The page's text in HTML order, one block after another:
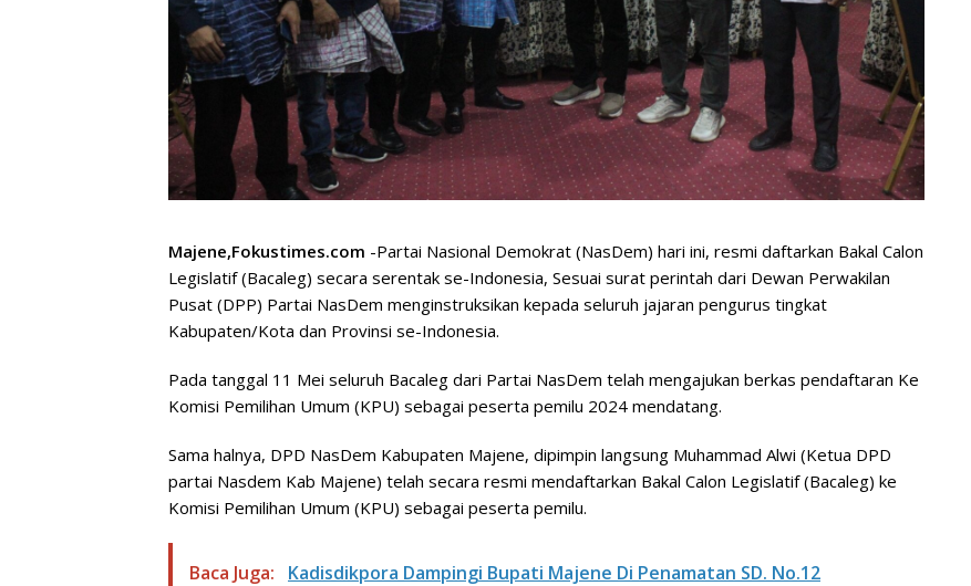
Majene,Fokustimes.com -Partai Nasional Demokrat (NasDem) hari ini, resmi daftarkan Bakal Calon
Legislatif (Bacaleg) secara serentak se-Indonesia, Sesuai surat perintah dari Dewan Perwakilan
Pusat (DPP) Partai NasDem menginstruksikan kepada seluruh jajaran pengurus tingkat
Kabupaten/Kota dan Provinsi se-Indonesia.
Pada tanggal 11 Mei seluruh Bacaleg dari Partai NasDem telah mengajukan berkas pendaftaran Ke
Komisi Pemilihan Umum (KPU) sebagai peserta pemilu 2024 mendatang.
Sama halnya, DPD NasDem Kabupaten Majene, dipimpin langsung Muhammad Alwi (Ketua DPD
partai Nasdem Kab Majene) telah secara resmi mendaftarkan Bakal Calon Legislatif (Bacaleg) ke
Komisi Pemilihan Umum (KPU) sebagai peserta pemilu.
Baca Juga:
Kadisdikpora Dampingi Bupati Majene Di Penamatan SD. No.12